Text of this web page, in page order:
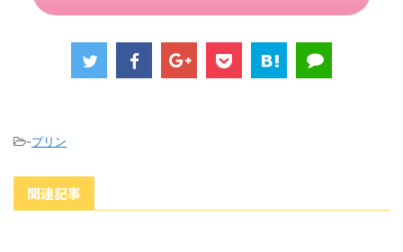
-プリン
関連記事